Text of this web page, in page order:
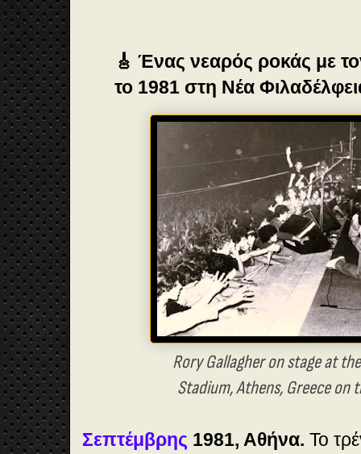
🎸 Ένας νεαρός ροκάς με
το 1981 στη Νέα
Rory Gallagher on stage at
Stadium, Athens, Greece on
Σεπτέμβρης 1981, Αθήνα. Το